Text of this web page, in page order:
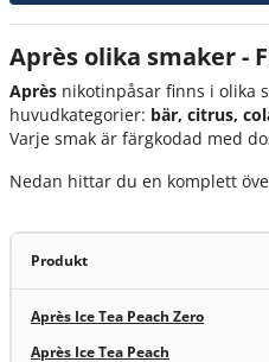
Après olika smaker -
Après nikotinpåsar finns i olika
huvudkategorier: bär, citrus,
Varje smak är färgkodad med
Nedan hittar du en komplett
Produkt
Après Ice Tea Peach Zero
Après Ice Tea Peach